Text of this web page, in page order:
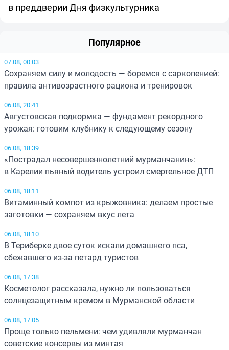
в преддверии Дня физкультурника
Популярное
07.08, 00:03
Сохраняем силу и молодость — боремся с саркопенией:
правила антивозрастного рациона и тренировок
06.08, 20:41
Августовская подкормка — фундамент рекордного
урожая: готовим клубнику к следующему сезону
06.08, 18:39
«Пострадал несовершеннолетний мурманчанин»:
в Карелии пьяный водитель устроил смертельное ДТП
06.08, 18:11
Витаминный компот из крыжовника: делаем простые
заготовки — сохраняем вкус лета
06.08, 18:10
В Териберке двое суток искали домашнего пса,
сбежавшего из-за петард туристов
06.08, 17:38
Косметолог рассказала, нужно ли пользоваться
солнцезащитным кремом в Мурманской области
06.08, 17:05
Проще только пельмени: чем удивляли мурманчан
советские консервы из минтая